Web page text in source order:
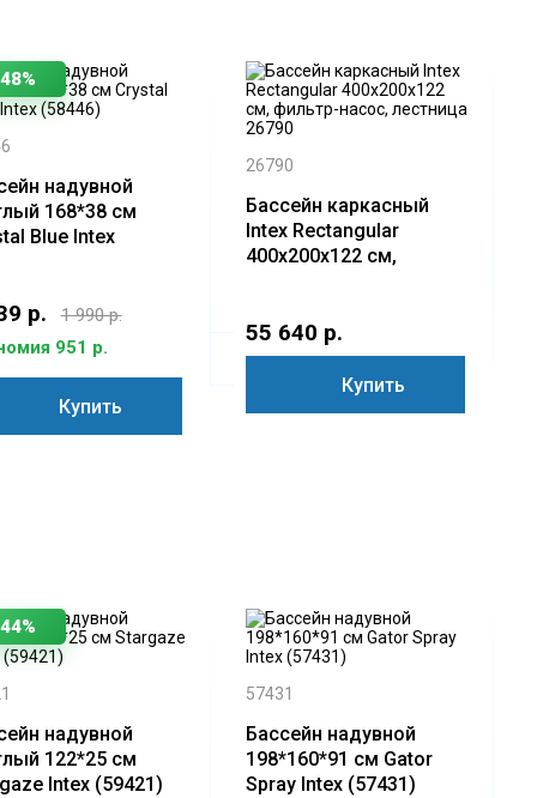
надувной
168*38 см
Blue Intex
р.
1 990 р.
951 р.
Купить
26790
Бассейн каркасный
Intex Rectangular
400x200x122 см,
55 640 р.
Купить
надувной
122*25 см
Intex (59421)
57431
Бассейн надувной
198*160*91 см Gator
Spray Intex (57431)